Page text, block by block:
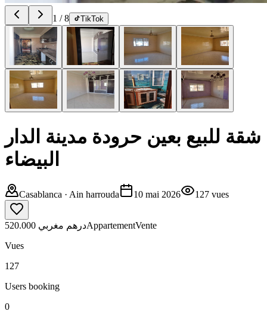
1 /8 TikTok
شقة للبيع بعين حرودة مدينة الدار
البيضاء
Casablanca · Ain harrouda 10 mai 2026 127 vues
520.000 درهم مغربيAppartementVente
Vues
127
Users booking
0